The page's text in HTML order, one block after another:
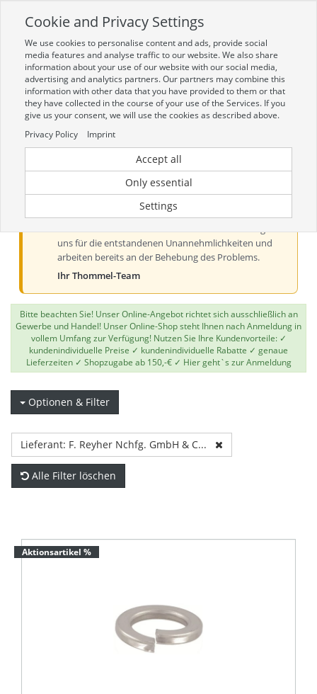
Zur mobilen Kompaktversion (Login erforderlich)
Toggle
navigation
Aktueller Hinweis zur Preis- und
Verfügbarkeitsanzeige
Liebe Kundinnen und Kunden, derzeit kann es bei der
Preis- und Verfügbarkeitsanzeige aus technischen
uns für die entstandenen Unannehmlichkeiten und
arbeiten bereits an der Behebung des Problems.
Ihr Thommel-Team
Bitte beachten Sie! Unser Online-Angebot richtet sich ausschließlich an
Gewerbe und Handel! Unser Online-Shop steht Ihnen nach Anmeldung in
vollem Umfang zur Verfügung! Nutzen Sie Ihre Kundenvorteile: ✓
kundenindividuelle Preise ✓ kundenindividuelle Rabatte ✓ genaue
Lieferzeiten ✓ Shopzugabe ab 150,-€ ✓ Hier geht`s zur Anmeldung
Optionen & Filter
Lieferant: F. Reyher Nchfg. GmbH & C...
Alle Filter löschen
Aktionsartikel %
Cookie and Privacy Settings
We use cookies to personalise content and ads, provide social
media features and analyse traffic to our website. We also share
information about your use of our website with our social media,
advertising and analytics partners. Our partners may combine this
information with other data that you have provided to them or that
they have collected in the course of your use of the Services. If you
give us your consent, we will use the cookies as described above.
Privacy Policy
Imprint
Accept all
Only essential
Settings